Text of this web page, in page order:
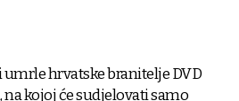
umrle hrvatske branitelje DVD
kojoj će sudjelovati samo